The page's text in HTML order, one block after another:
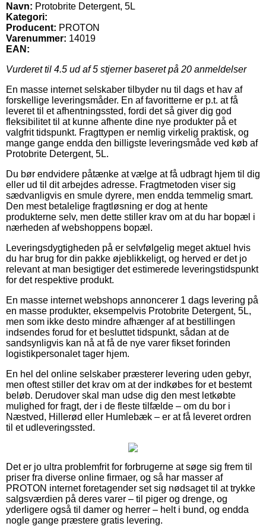
Navn: Protobrite Detergent, 5L
Kategori:
Producent: PROTON
Varenummer: 14019
EAN:
Vurderet til 4.5 ud af 5 stjerner baseret på 20 anmeldelser
En masse internet selskaber tilbyder nu til dags et hav af
forskellige leveringsmåder. En af favoritterne er p.t. at få
leveret til et afhentningssted, fordi det så giver dig god
fleksibilitet til at kunne afhente dine nye produkter på et
valgfrit tidspunkt. Fragttypen er nemlig virkelig praktisk, og
mange gange endda den billigste leveringsmåde ved køb af
Protobrite Detergent, 5L.
Du bør endvidere påtænke at vælge at få udbragt hjem til dig
eller ud til dit arbejdes adresse. Fragtmetoden viser sig
sædvanligvis en smule dyrere, men endda temmelig smart.
Den mest betalelige fragtløsning er dog at hente
produkterne selv, men dette stiller krav om at du har bopæl i
nærheden af webshoppens bopæl.
Leveringsdygtigheden på er selvfølgelig meget aktuel hvis
du har brug for din pakke øjeblikkeligt, og herved er det jo
relevant at man besigtiger det estimerede leveringstidspunkt
for det respektive produkt.
En masse internet webshops annoncerer 1 dags levering på
en masse produkter, eksempelvis Protobrite Detergent, 5L,
men som ikke desto mindre afhænger af at bestillingen
indsendes forud for et besluttet tidspunkt, sådan at de
sandsynligvis kan nå at få de nye varer fikset forinden
logistikpersonalet tager hjem.
En hel del online selskaber præsterer levering uden gebyr,
men oftest stiller det krav om at der indkøbes for et bestemt
beløb. Derudover skal man udse dig den mest letkøbte
mulighed for fragt, der i de fleste tilfælde – om du bor i
Næstved, Hillerød eller Humlebæk – er at få leveret ordren
til et udleveringssted.
Det er jo ultra problemfrit for forbrugerne at søge sig frem til
priser fra diverse online firmaer, og så har masser af
PROTON internet foretagender set sig nødsaget til at trykke
salgsværdien på deres varer – til piger og drenge, og
yderligere også til damer og herrer – helt i bund, og endda
nogle gange præstere gratis levering.